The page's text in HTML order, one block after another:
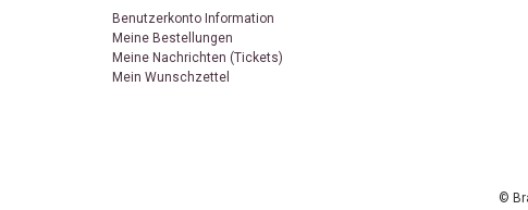
Benutzerkonto Information
Meine Bestellungen
Meine Nachrichten (Tickets)
Mein Wunschzettel
©